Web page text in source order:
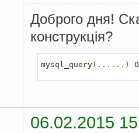
Доброго дня!
конструкція?
mysql_query(......)
06.02.2015